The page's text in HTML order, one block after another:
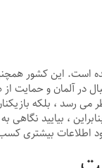
این کشور
های فوتبال در آلمان و
می رسد ، بلکه
، بیایید نگاهی
اطلاعات بیشتری